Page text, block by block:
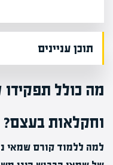
תוכן עניינים
מה כולל
וחקלאות בעצם?
למה ללמוד קורס שמאי